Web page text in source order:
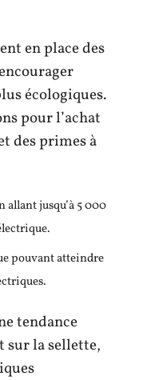
en place des
écologiques.
pour l’achat
des primes à
allant jusqu’à 5 000
pouvant atteindre
tendance
sur la sellette,